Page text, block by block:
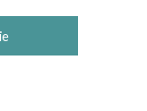
- producent
oraz otulaczy -